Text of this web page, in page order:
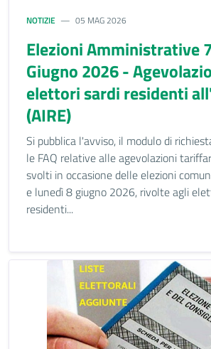
NOTIZIE 05 MAG 2026
Elezioni Amministrative
Giugno 2026 -
elettori sardi residenti
(AIRE)
Si pubblica l'avviso, il modulo di
le FAQ relative alle agevolazioni
svolti in occasione delle elezioni
e lunedì 8 giugno 2026, rivolte agli
residenti...